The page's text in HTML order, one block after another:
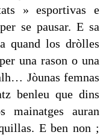
» esportivas e
se pausar. E sa
quand los dròlles
una rason o una
Jòunas femnas
benleu que dins
mainatges auran
E ben non ;